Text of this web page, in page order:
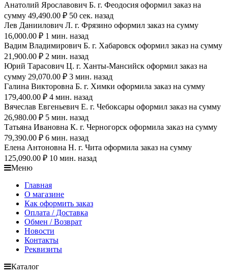
Анатолий Ярославович Б. г. Феодосия оформил заказ на
сумму 49,490.00 ₽ 50 сек. назад
Лев Даниилович Л. г. Фрязино оформил заказ на сумму
16,000.00 ₽ 1 мин. назад
Вадим Владимирович Б. г. Хабаровск оформил заказ на сумму
21,900.00 ₽ 2 мин. назад
Юрий Тарасович Ц. г. Ханты-Мансийск оформил заказ на
сумму 29,070.00 ₽ 3 мин. назад
Галина Викторовна Б. г. Химки оформила заказ на сумму
179,400.00 ₽ 4 мин. назад
Вячеслав Евгеньевич Е. г. Чебоксары оформил заказ на сумму
26,980.00 ₽ 5 мин. назад
Татьяна Ивановна К. г. Черногорск оформила заказ на сумму
79,390.00 ₽ 6 мин. назад
Елена Антоновна Н. г. Чита оформила заказ на сумму
125,090.00 ₽ 10 мин. назад
Меню
Главная
О магазине
Как оформить заказ
Оплата / Доставка
Обмен / Возврат
Новости
Контакты
Реквизиты
Каталог